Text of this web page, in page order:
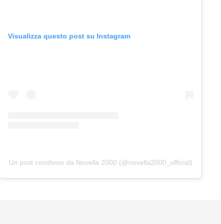
Visualizza questo post su Instagram
Un post condiviso da Novella 2000 (@novella2000_official)